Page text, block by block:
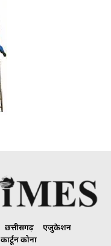
छत्तीसगढ़
एजुकेशन
कार्टून कोना